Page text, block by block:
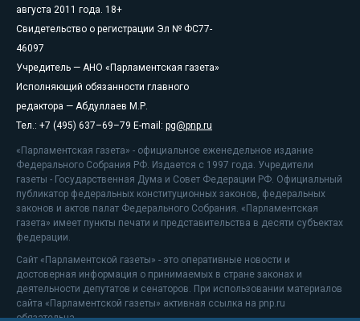
августа 2011 года. 18+
Свидетельство о регистрации Эл № ФС77-
46097
Учредитель — АНО «Парламентская газета»
Исполняющий обязанности главного
редактора — Абдуллаев М.Р.
Тел.: +7 (495) 637–69–79 E-mail: pg@pnp.ru
«Парламентская газета» - официальное еженедельное издание
Федерального Собрания РФ. Издается с 1997 года. Учредители
газеты - Государственная Дума и Совет Федерации РФ. Официальный
публикатор федеральных конституционных законов, федеральных
законов и актов палат Федерального Собрания. «Парламентская
газета» имеет пункты печати и представительства в десяти субъектах
федерации.
Сайт «Парламентской газеты» - это оперативные новости и
достоверная информация о принимаемых в стране законах и
деятельности депутатов и сенаторов. При использовании материалов
сайта «Парламентской газеты» активная ссылка на pnp.ru
обязательна.